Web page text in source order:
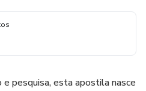
e pesquisa, esta apostila nasce